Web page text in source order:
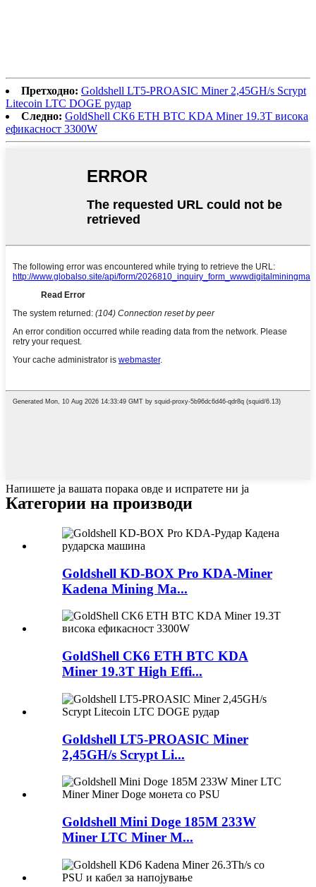
Претходно: Goldshell LT5-PROASIC Miner 2,45GH/s Scrypt
Litecoin LTC DOGE рудар
Следно: GoldShell CK6 ETH BTC KDA Miner 19.3T висока
ефикасност 3300W
Напишете ја вашата порака овде и испратете ни ја
Категории на производи
Goldshell KD-BOX Pro KDA-Miner
Kadena Mining Ma...
GoldShell CK6 ETH BTC KDA
Miner 19.3T High Effi...
Goldshell LT5-PROASIC Miner
2,45GH/s Scrypt Li...
Goldshell Mini Doge 185M 233W
Miner LTC Miner M...